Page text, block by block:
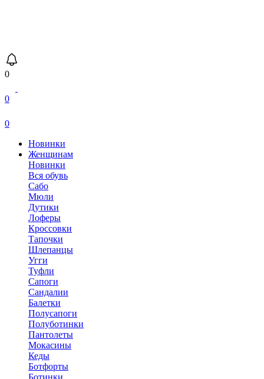
0
0
0
Новинки
Женщинам
Новинки
Вся обувь
Сабо
Мюли
Дутики
Лоферы
Кроссовки
Тапочки
Шлепанцы
Угги
Туфли
Сапоги
Сандалии
Балетки
Полусапоги
Полуботинки
Пантолеты
Мокасины
Кеды
Ботфорты
Ботинки